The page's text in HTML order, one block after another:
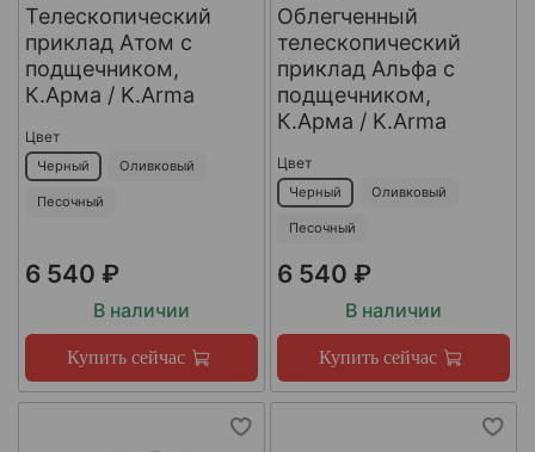
Телескопический
приклад Атом с
подщечником,
К.Арма / K.Arma
Цвет
Черный Оливковый
Песочный
6 540 ₽
В наличии
Купить сейчас
Облегченный
телескопический
приклад Альфа с
подщечником,
К.Арма / K.Arma
Цвет
Черный Оливковый
Песочный
6 540 ₽
В наличии
Купить сейчас